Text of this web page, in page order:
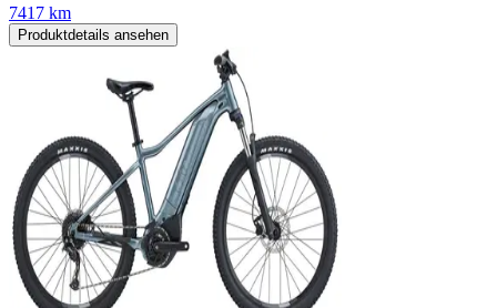
7417 km
Produktdetails ansehen